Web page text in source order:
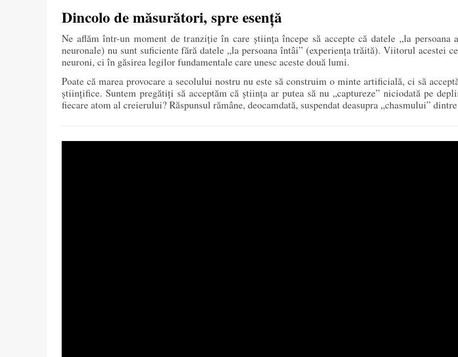
Dincolo de măsurători, spre esență
Ne aflăm într-un moment de tranziție în care știința începe să accepte că datele „la persoana
neuronale) nu sunt suficiente fără datele „la persoana întâi” (experiența trăită). Viitorul acestei
neuroni, ci în găsirea legilor fundamentale care unesc aceste două lumi.
Poate că marea provocare a secolului nostru nu este să construim o minte artificială, ci să
științifice. Suntem pregătiți să acceptăm că știința ar putea să nu „captureze” niciodată pe
fiecare atom al creierului? Răspunsul rămâne, deocamdată, suspendat deasupra „chasmului”